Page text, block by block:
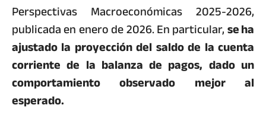
Perspectivas Macroeconómicas 2025-2026,
publicada en enero de 2026. En particular,se ha
ajustado la proyección del saldo de la cuenta
corriente de la balanza de pagos, dado un
comportamiento observado mejor al
esperado.